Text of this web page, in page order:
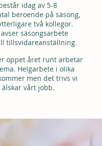
idag av 5-8
beroende på säsong,
två kollegor.
säsongsarbete
tillsvidareanställning.
öppet året runt arbetar
Helgarbete i olika
men det trivs vi
vårt jobb.